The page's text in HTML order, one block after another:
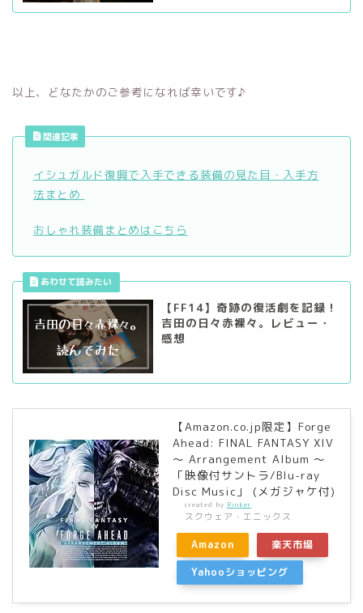
以上、どなたかのご参考になれば幸いです♪
関連記事
イシュガルド復興で入手できる装備の見た目・入手方
法まとめ
おしゃれ装備まとめはこちら
【FF14】奇跡の復活劇を記録！
吉田の日々赤裸々。レビュー・
感想
【Amazon.co.jp限定】Forge
Ahead: FINAL FANTASY XIV
～ Arrangement Album ～
「映像付サントラ/Blu-ray
Disc Music」 (メガジャケ付)
created by Rinker
スクウェア・エニックス
Amazon
楽天市場
Yahooショッピング